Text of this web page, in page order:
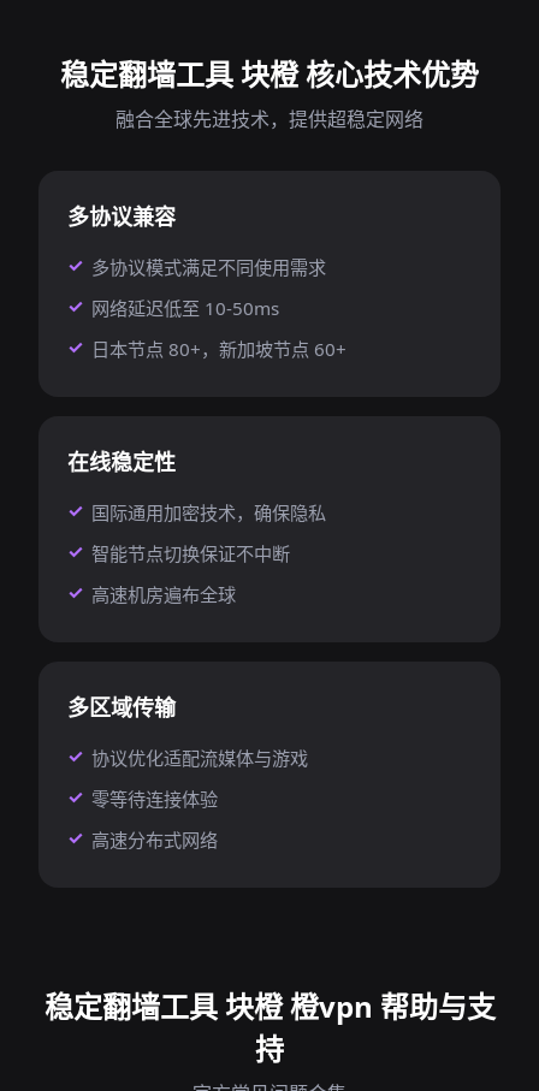
稳定翻墙工具 块橙 核心技术优势
融合全球先进技术，提供超稳定网络
多协议兼容
多协议模式满足不同使用需求
网络延迟低至 10-50ms
日本节点 80+，新加坡节点 60+
在线稳定性
国际通用加密技术，确保隐私
智能节点切换保证不中断
高速机房遍布全球
多区域传输
协议优化适配流媒体与游戏
零等待连接体验
高速分布式网络
稳定翻墙工具 块橙 橙vpn 帮助与支
持